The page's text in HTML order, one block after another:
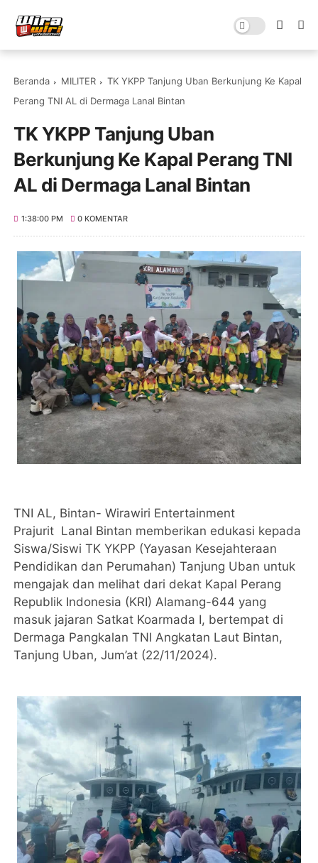
Beranda MILITER
TK YKPP Tanjung Uban Berkunjung Ke Kapal
Perang TNI AL di Dermaga Lanal Bintan
TK YKPP Tanjung Uban
Berkunjung Ke Kapal Perang TNI
AL di Dermaga Lanal Bintan
1:38:00 PM 0 KOMENTAR
TNI AL, Bintan- Wirawiri Entertainment
Prajurit Lanal Bintan memberikan edukasi kepada
Siswa/Siswi TK YKPP (Yayasan Kesejahteraan
Pendidikan dan Perumahan) Tanjung Uban untuk
mengajak dan melihat dari dekat Kapal Perang
Republik Indonesia (KRI) Alamang-644 yang
masuk jajaran Satkat Koarmada I, bertempat di
Dermaga Pangkalan TNI Angkatan Laut Bintan,
Tanjung Uban, Jum’at (22/11/2024).